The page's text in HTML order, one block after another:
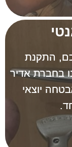
התקנת
בחברת אדיר
יוצאי